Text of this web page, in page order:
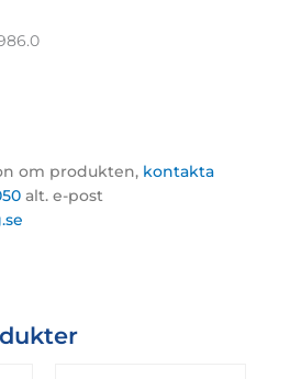
om produkten, kontakta
alt. e-post